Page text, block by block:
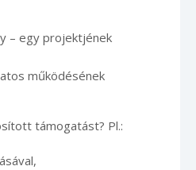
– egy projektjének
működésének
támogatást? Pl.: